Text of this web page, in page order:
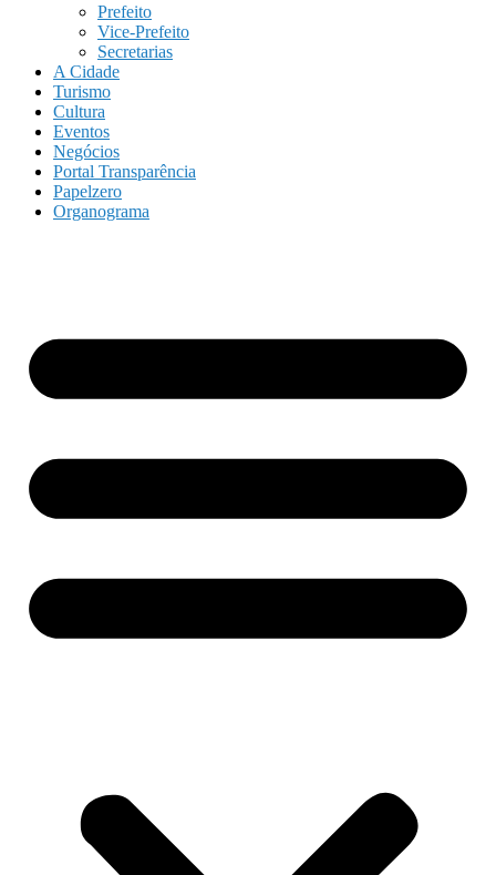
Prefeito
Vice-Prefeito
Secretarias
A Cidade
Turismo
Cultura
Eventos
Negócios
Portal Transparência
Papelzero
Organograma